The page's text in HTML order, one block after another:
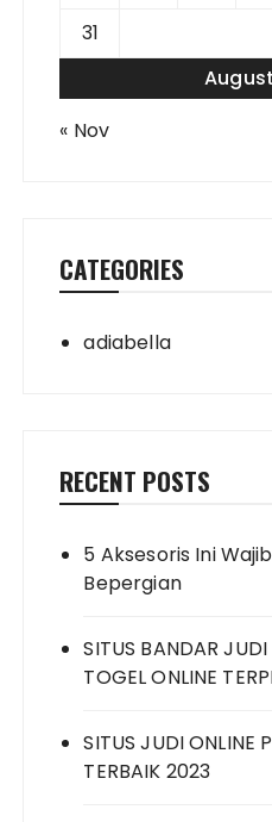
31
« Nov
CATEGORIES
adiabella
RECENT POSTS
5 Aksesoris Ini
Bepergian
SITUS BANDAR
TOGEL ONLINE
SITUS JUDI ONLINE
TERBAIK 2023